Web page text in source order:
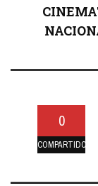
0
COMPARTIDO